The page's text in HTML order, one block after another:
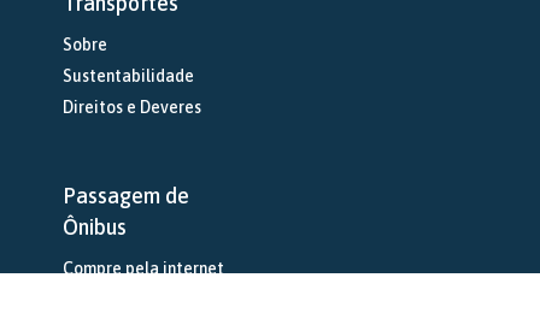
Sobre
Sustentabilidade
Direitos e Deveres
Passagem de
Ônibus
Compre pela internet